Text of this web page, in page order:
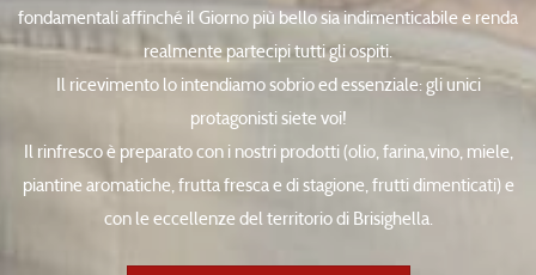
fondamentali affinché il Giorno più bello sia indimenticabile e renda
realmente partecipi tutti gli ospiti.
Il ricevimento lo intendiamo sobrio ed essenziale: gli unici
protagonisti siete voi!
Il rinfresco è preparato con i nostri prodotti (olio, farina,vino, miele,
piantine aromatiche, frutta fresca e di stagione, frutti dimenticati) e
con le eccellenze del territorio di Brisighella.